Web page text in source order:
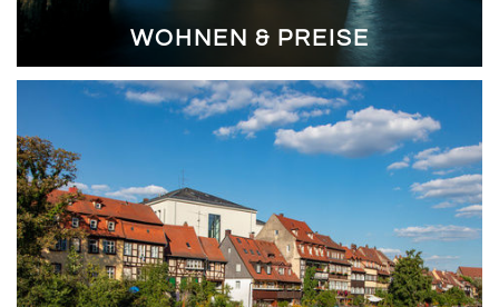
WOHNEN & PREISE